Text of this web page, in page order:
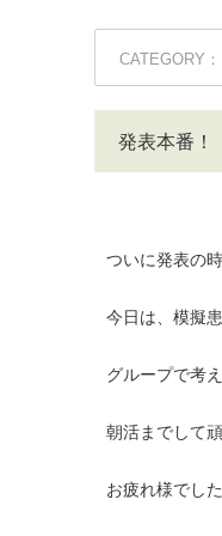
CATEGORY：
発表本番！
ついに発表の
今日は、模擬
グループで考
朝活までして
お疲れ様でし